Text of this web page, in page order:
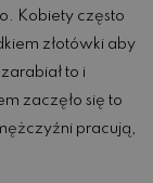
Kobiety często
złotówki aby
to i
zaczęło się to
pracują,